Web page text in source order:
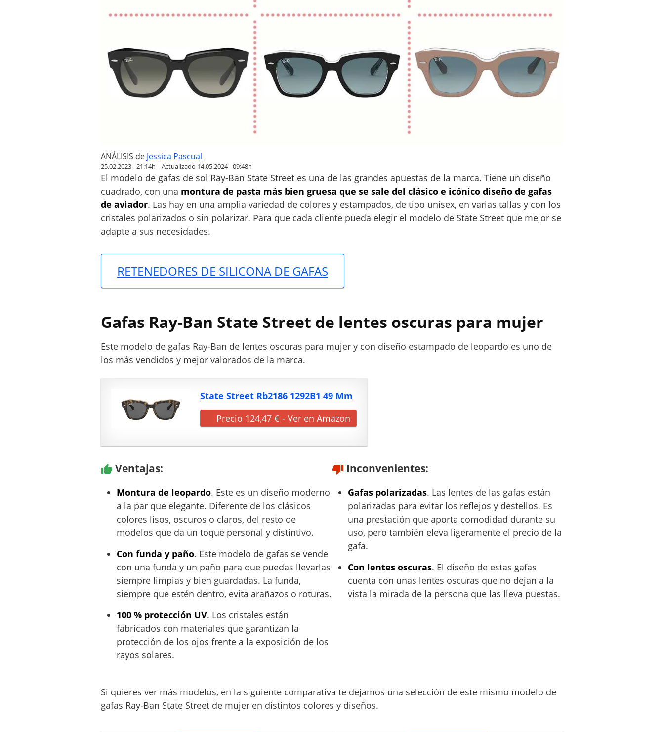
ANÁLISIS de Jessica Pascual
25.02.2023 - 21:14h Actualizado 14.05.2024 - 09:48h
El modelo de gafas de sol Ray-Ban State Street es una de las grandes apuestas de la marca. Tiene un diseño
cuadrado, con una montura de pasta más bien gruesa que se sale del clásico e icónico diseño de gafas
de aviador. Las hay en una amplia variedad de colores y estampados, de tipo unisex, en varias tallas y con los
cristales polarizados o sin polarizar. Para que cada cliente pueda elegir el modelo de State Street que mejor se
adapte a sus necesidades.
RETENEDORES DE SILICONA DE GAFAS
Gafas Ray-Ban State Street de lentes oscuras para mujer
Este modelo de gafas Ray-Ban de lentes oscuras para mujer y con diseño estampado de leopardo es uno de
los más vendidos y mejor valorados de la marca.
State Street Rb2186 1292B1 49 Mm
Precio 124,47 € - Ver en Amazon
Ventajas:
Montura de leopardo. Este es un diseño moderno
a la par que elegante. Diferente de los clásicos
colores lisos, oscuros o claros, del resto de
modelos que da un toque personal y distintivo.
Con funda y paño. Este modelo de gafas se vende
con una funda y un paño para que puedas llevarlas
siempre limpias y bien guardadas. La funda,
siempre que estén dentro, evita arañazos o roturas.
100 % protección UV. Los cristales están
fabricados con materiales que garantizan la
protección de los ojos frente a la exposición de los
rayos solares.
Inconvenientes:
Gafas polarizadas. Las lentes de las gafas están
polarizadas para evitar los reflejos y destellos. Es
una prestación que aporta comodidad durante su
uso, pero también eleva ligeramente el precio de la
gafa.
Con lentes oscuras. El diseño de estas gafas
cuenta con unas lentes oscuras que no dejan a la
vista la mirada de la persona que las lleva puestas.
Si quieres ver más modelos, en la siguiente comparativa te dejamos una selección de este mismo modelo de
gafas Ray-Ban State Street de mujer en distintos colores y diseños.